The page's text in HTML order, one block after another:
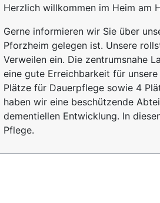
Herzlich willkommen im Heim am
Gerne informieren wir Sie über
Pforzheim gelegen ist. Unsere
Verweilen ein. Die zentrumsnahe
eine gute Erreichbarkeit für
Plätze für Dauerpflege sowie 4
haben wir eine beschützende
dementiellen Entwicklung. In
Pflege.